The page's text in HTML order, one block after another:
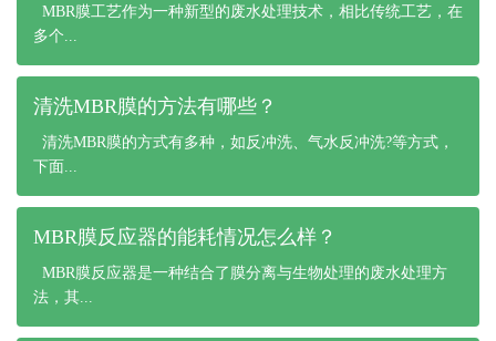
MBR膜工艺作为一种新型的废水处理技术，相比传统工艺，在
多个...
清洗MBR膜的方法有哪些？
清洗MBR膜的方式有多种，如反冲洗、气水反冲洗?等方式，
下面...
MBR膜反应器的能耗情况怎么样？
MBR膜反应器是一种结合了膜分离与生物处理的废水处理方
法，其...